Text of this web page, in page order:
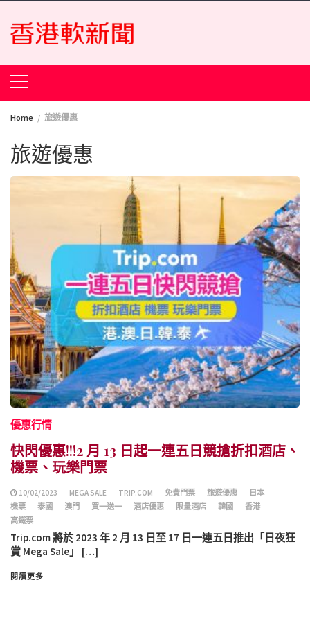
Skip
content
Home 旅遊優惠
旅遊優惠
優惠行情
快閃優惠!!!2 月 13 日起一連五日競搶折扣酒店、
機票、玩樂門票
10/02/2023 MEGA SALE TRIP.COM 免費門票 旅遊優惠
日本
機票
泰國 澳門 買一送一 酒店優惠 限量酒店 韓國
香港
高鐵票
Trip.com 將於 2023 年 2 月 13 日至 17 日一連五日推出「日夜狂
賞 Mega Sale」 […]
閱讀更多